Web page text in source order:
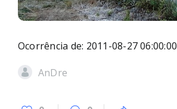
Ocorrência de: 2011-08-27 06:00:00
AnDre